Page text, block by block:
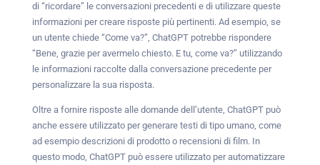
di “ricordare” le conversazioni precedenti e di utilizzare queste
informazioni per creare risposte più pertinenti. Ad esempio, se
un utente chiede “Come va?”, ChatGPT potrebbe rispondere
“Bene, grazie per avermelo chiesto. E tu, come va?” utilizzando
le informazioni raccolte dalla conversazione precedente per
personalizzare la sua risposta.
Oltre a fornire risposte alle domande dell’utente, ChatGPT può
anche essere utilizzato per generare testi di tipo umano, come
ad esempio descrizioni di prodotto o recensioni di film. In
questo modo, ChatGPT può essere utilizzato per automatizzare